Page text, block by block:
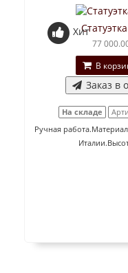
Хит
77
В
Заказ в
На складе
Ручная